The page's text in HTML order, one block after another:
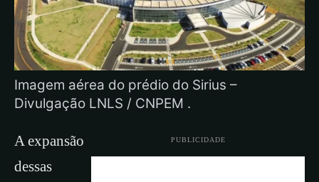
Imagem aérea do prédio do Sirius –
Divulgação LNLS / CNPEM .
PUBLICIDADE
A expansão
dessas